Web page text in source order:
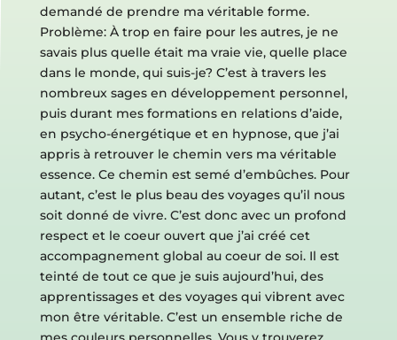
demandé de prendre ma véritable forme.
Problème: À trop en faire pour les autres, je ne
savais plus quelle était ma vraie vie, quelle place
dans le monde, qui suis-je? C’est à travers les
nombreux sages en développement personnel,
puis durant mes formations en relations d’aide,
en psycho-énergétique et en hypnose, que j’ai
appris à retrouver le chemin vers ma véritable
essence. Ce chemin est semé d’embûches. Pour
autant, c’est le plus beau des voyages qu’il nous
soit donné de vivre. C’est donc avec un profond
respect et le coeur ouvert que j’ai créé cet
accompagnement global au coeur de soi. Il est
teinté de tout ce que je suis aujourd’hui, des
apprentissages et des voyages qui vibrent avec
mon être véritable. C’est un ensemble riche de